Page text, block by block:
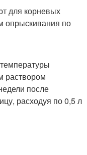
для корневых
опрыскивания по
раствором
после
расходуя по 0,5 л